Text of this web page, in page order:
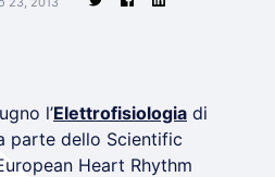
l’Elettrofisiologia di
parte dello Scientific
Heart Rhythm